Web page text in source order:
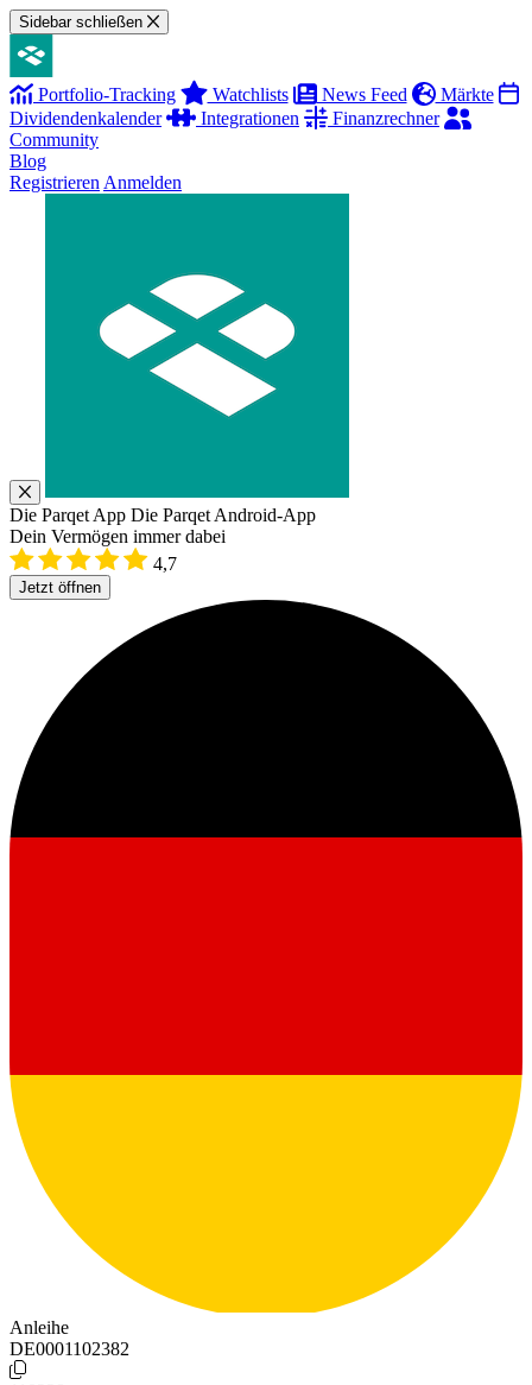
Sidebar schließen
Portfolio-Tracking Watchlists News Feed
Märkte
Dividendenkalender
Integrationen
Finanzrechner
Community
Blog
Registrieren Anmelden
Die Parqet App Die Parqet Android-App
Dein Vermögen immer dabei
4,7
Jetzt öffnen
Anleihe
DE0001102382